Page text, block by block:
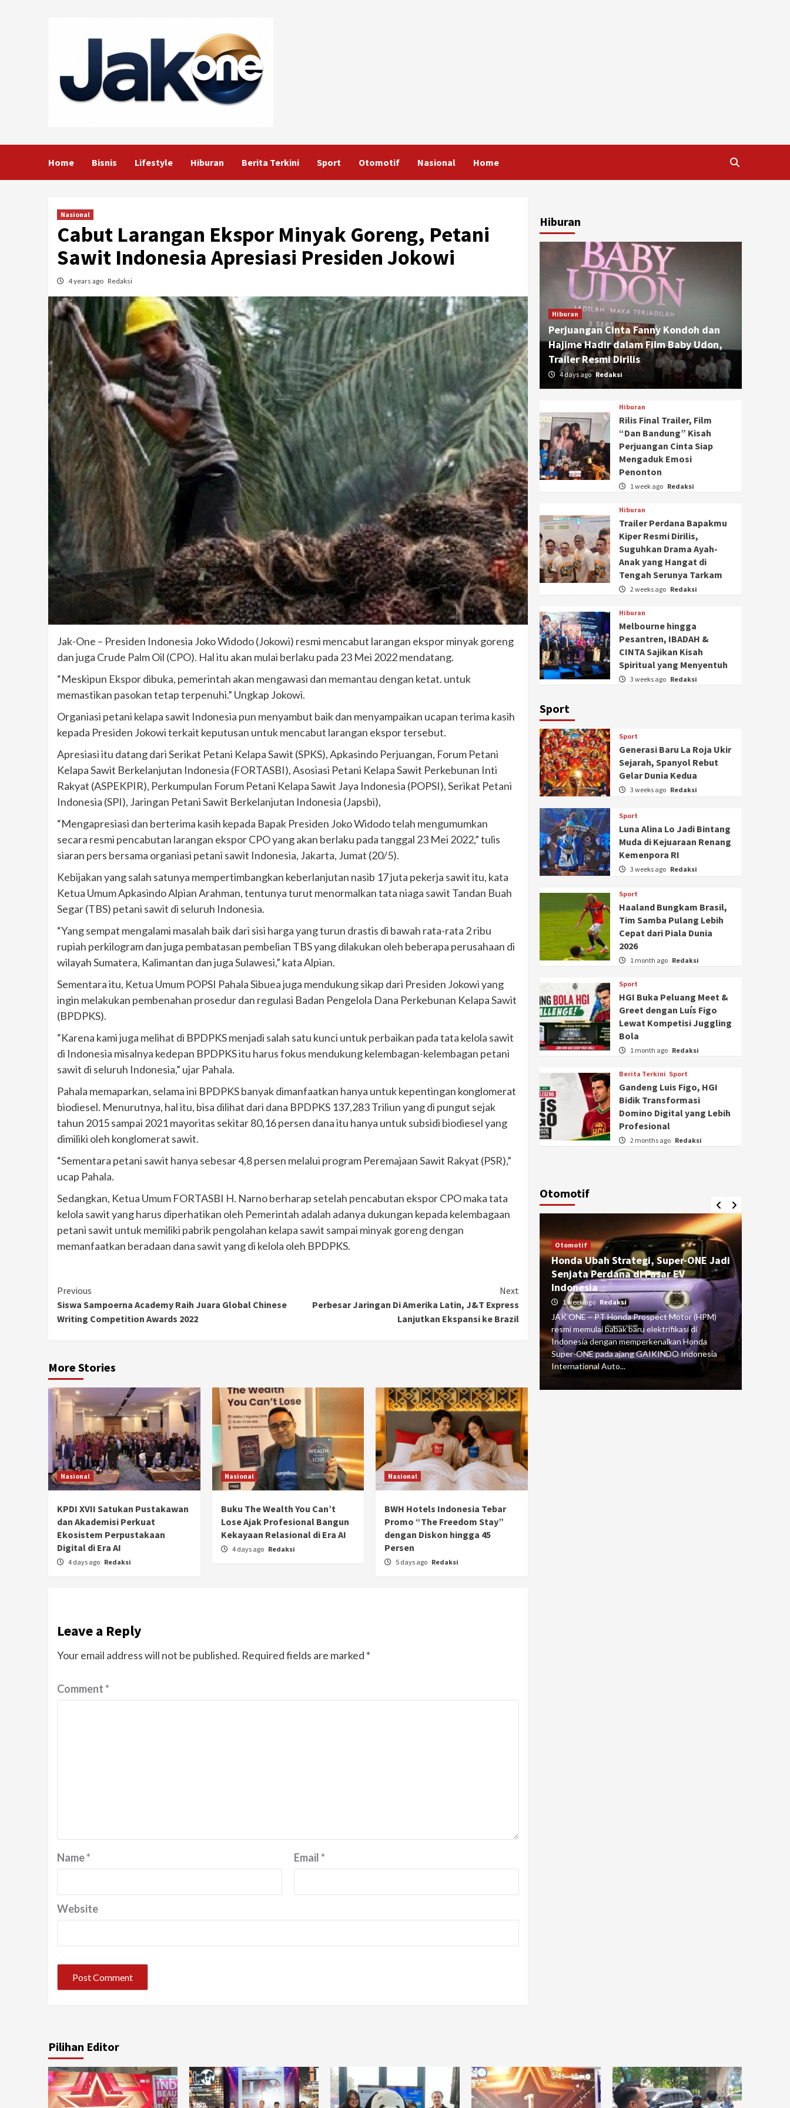
Home Bisnis Lifestyle Hiburan Berita Terkini Sport Otomotif Nasional Home
Nasional
Cabut Larangan Ekspor Minyak Goreng, Petani
Sawit Indonesia Apresiasi Presiden Jokowi
4 years ago Redaksi
Jak-One – Presiden Indonesia Joko Widodo (Jokowi) resmi mencabut larangan ekspor minyak goreng
dan juga Crude Palm Oil (CPO). Hal itu akan mulai berlaku pada 23 Mei 2022 mendatang.
“Meskipun Ekspor dibuka, pemerintah akan mengawasi dan memantau dengan ketat. untuk
memastikan pasokan tetap terpenuhi.” Ungkap Jokowi.
Organiasi petani kelapa sawit Indonesia pun menyambut baik dan menyampaikan ucapan terima kasih
kepada Presiden Jokowi terkait keputusan untuk mencabut larangan ekspor tersebut.
Apresiasi itu datang dari Serikat Petani Kelapa Sawit (SPKS), Apkasindo Perjuangan, Forum Petani
Kelapa Sawit Berkelanjutan Indonesia (FORTASBI), Asosiasi Petani Kelapa Sawit Perkebunan Inti
Rakyat (ASPEKPIR), Perkumpulan Forum Petani Kelapa Sawit Jaya Indonesia (POPSI), Serikat Petani
Indonesia (SPI), Jaringan Petani Sawit Berkelanjutan Indonesia (Japsbi),
“Mengapresiasi dan berterima kasih kepada Bapak Presiden Joko Widodo telah mengumumkan
secara resmi pencabutan larangan ekspor CPO yang akan berlaku pada tanggal 23 Mei 2022,” tulis
siaran pers bersama organiasi petani sawit Indonesia, Jakarta, Jumat (20/5).
Kebijakan yang salah satunya mempertimbangkan keberlanjutan nasib 17 juta pekerja sawit itu, kata
Ketua Umum Apkasindo Alpian Arahman, tentunya turut menormalkan tata niaga sawit Tandan Buah
Segar (TBS) petani sawit di seluruh Indonesia.
“Yang sempat mengalami masalah baik dari sisi harga yang turun drastis di bawah rata-rata 2 ribu
rupiah perkilogram dan juga pembatasan pembelian TBS yang dilakukan oleh beberapa perusahaan di
wilayah Sumatera, Kalimantan dan juga Sulawesi,” kata Alpian.
Sementara itu, Ketua Umum POPSI Pahala Sibuea juga mendukung sikap dari Presiden Jokowi yang
ingin melakukan pembenahan prosedur dan regulasi Badan Pengelola Dana Perkebunan Kelapa Sawit
(BPDPKS).
“Karena kami juga melihat di BPDPKS menjadi salah satu kunci untuk perbaikan pada tata kelola sawit
di Indonesia misalnya kedepan BPDPKS itu harus fokus mendukung kelembagan-kelembagan petani
sawit di seluruh Indonesia,” ujar Pahala.
Pahala memaparkan, selama ini BPDPKS banyak dimanfaatkan hanya untuk kepentingan konglomerat
biodiesel. Menurutnya, hal itu, bisa dilihat dari dana BPDPKS 137,283 Triliun yang di pungut sejak
tahun 2015 sampai 2021 mayoritas sekitar 80,16 persen dana itu hanya untuk subsidi biodiesel yang
dimiliki oleh konglomerat sawit.
“Sementara petani sawit hanya sebesar 4,8 persen melalui program Peremajaan Sawit Rakyat (PSR),”
ucap Pahala.
Sedangkan, Ketua Umum FORTASBI H. Narno berharap setelah pencabutan ekspor CPO maka tata
kelola sawit yang harus diperhatikan oleh Pemerintah adalah adanya dukungan kepada kelembagaan
petani sawit untuk memiliki pabrik pengolahan kelapa sawit sampai minyak goreng dengan
memanfaatkan beradaan dana sawit yang di kelola oleh BPDPKS.
Continue
Reading
Previous
Siswa Sampoerna Academy Raih Juara Global Chinese
Writing Competition Awards 2022
Next
Perbesar Jaringan Di Amerika Latin, J&T Express
Lanjutkan Ekspansi ke Brazil
More Stories
Nasional
KPDI XVII Satukan Pustakawan
dan Akademisi Perkuat
Ekosistem Perpustakaan
Digital di Era AI
4 days ago Redaksi
Nasional
Buku The Wealth You Can’t
Lose Ajak Profesional Bangun
Kekayaan Relasional di Era AI
4 days ago Redaksi
Nasional
BWH Hotels Indonesia Tebar
Promo “The Freedom Stay”
dengan Diskon hingga 45
Persen
5 days ago Redaksi
Leave a Reply
Your email address will not be published. Required fields are marked *
Comment*
Name* Email*
Website
Hiburan
Hiburan
Perjuangan Cinta Fanny Kondoh dan
Hajime Hadir dalam Film Baby Udon,
Trailer Resmi Dirilis
4 days ago Redaksi
Hiburan
Rilis Final Trailer, Film
“Dan Bandung” Kisah
Perjuangan Cinta Siap
Mengaduk Emosi
Penonton
1 week ago Redaksi
Hiburan
Trailer Perdana Bapakmu
Kiper Resmi Dirilis,
Suguhkan Drama Ayah-
Anak yang Hangat di
Tengah Serunya Tarkam
2 weeks ago Redaksi
Hiburan
Melbourne hingga
Pesantren, IBADAH &
CINTA Sajikan Kisah
Spiritual yang Menyentuh
3 weeks ago Redaksi
Sport
Sport
Generasi Baru La Roja Ukir
Sejarah, Spanyol Rebut
Gelar Dunia Kedua
3 weeks ago Redaksi
Sport
Luna Alina Lo Jadi Bintang
Muda di Kejuaraan Renang
Kemenpora RI
3 weeks ago Redaksi
Sport
Haaland Bungkam Brasil,
Tim Samba Pulang Lebih
Cepat dari Piala Dunia
2026
1 month ago Redaksi
Sport
HGI Buka Peluang Meet &
Greet dengan Luís Figo
Lewat Kompetisi Juggling
Bola
1 month ago Redaksi
Berita Terkini Sport
Gandeng Luis Figo, HGI
Bidik Transformasi
Domino Digital yang Lebih
Profesional
2 months ago Redaksi
Otomotif
Mugello, Usung 10 Desain Bersejarah
2 months ago Redaksi
JAK ONE – Perayaan satu abad perjalanan
Otomotif
Honda Ubah Strategi, Super-ONE Jadi
Senjata Perdana di Pasar EV
Indonesia
1 week ago Redaksi
JAK ONE – PT Honda Prospect Motor (HPM)
resmi memulai babak baru elektrifikasi di
Indonesia dengan memperkenalkan Honda
Super-ONE pada ajang GAIKINDO Indonesia
International Auto...
Pilihan Editor